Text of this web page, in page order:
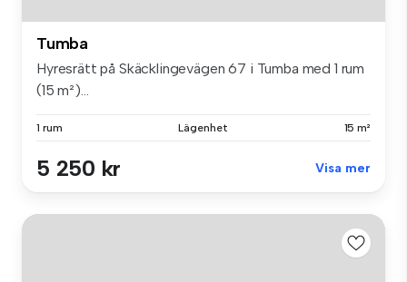
Tumba
Hyresrätt på Skäcklingevägen 67 i Tumba med 1 rum
(15 m²)...
1 rum Lägenhet 15 m²
5 250 kr Visa mer